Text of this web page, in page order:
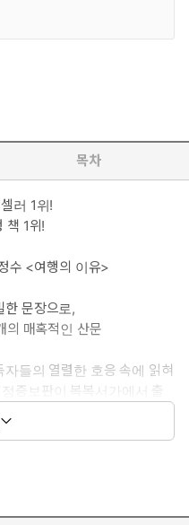
목차
러 1위!
책 1위!
수 <여행의 이유>
한 문장으로,
의 매혹적인 산문
들의 열렬한 호응 속에 읽혀
증보판이 복복서가에서 출
일상에서 여행이란 과연 어
서도 정밀한 사유의 경로를
런저런 경험을 풀어내는 여